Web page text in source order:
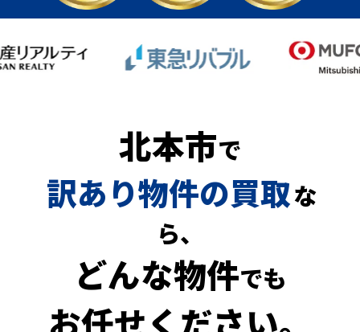
北本市で
訳あり物件の買取な
ら、
どんな物件でも
お任せください。